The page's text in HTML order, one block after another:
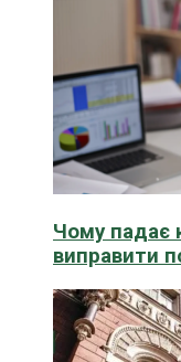
Чому падає
виправити